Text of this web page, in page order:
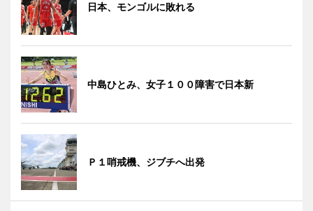
日本、モンゴルに敗れる
中島ひとみ、女子１００障害で日本新
Ｐ１哨戒機、ジブチへ出発